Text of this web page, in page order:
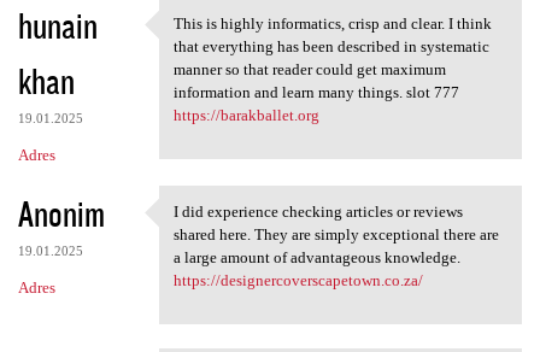
hunain
khan
19.01.2025
Adres
This is highly informatics,
This is highly informatics, crisp and clear. I think
that everything has been described in systematic
manner so that reader could get maximum
information and learn many things. slot 777
https://barakballet.org
Anonim
19.01.2025
Adres
I did experience checking
I did experience checking articles or reviews
shared here. They are simply exceptional there are
a large amount of advantageous knowledge.
https://designercoverscapetown.co.za/